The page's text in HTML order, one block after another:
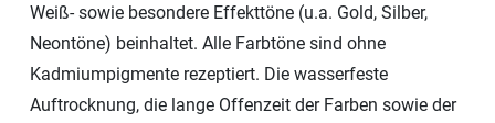
Weiß- sowie besondere Effekttöne (u.a. Gold, Silber,
Neontöne) beinhaltet. Alle Farbtöne sind ohne
Kadmiumpigmente rezeptiert. Die wasserfeste
Auftrocknung, die lange Offenzeit der Farben sowie der